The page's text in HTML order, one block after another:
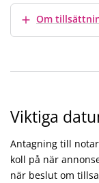
Visa mer
Om
Viktiga
Antagning till
koll på när
när beslut om